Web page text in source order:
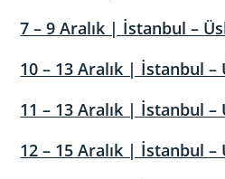
7 – 9 Aralık | İstanbul –
10 – 13 Aralık | İstanbul –
11 – 13 Aralık | İstanbul –
12 – 15 Aralık | İstanbul –